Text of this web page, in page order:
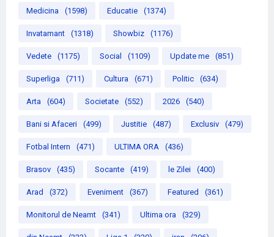
Medicina (1598) Educatie (1374)
Invatamant (1318) Showbiz (1176)
Vedete (1175) Social (1109) Update me (851)
Superliga (711) Cultura (671) Politic (634)
Arta (604) Societate (552) 2026 (540)
Bani si Afaceri (499) Justitie (487) Exclusiv (479)
Fotbal Intern (471) ULTIMA ORA (436)
Brasov (435) Socante (419) le Zilei (400)
Arad (372) Eveniment (367) Featured (361)
Monitorul de Neamt (341) Ultima ora (329)